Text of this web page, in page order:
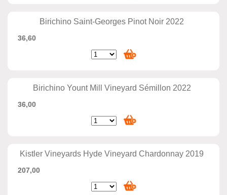
Birichino Saint-Georges Pinot Noir 2022
36,60
Birichino Yount Mill Vineyard Sémillon 2022
36,00
Kistler Vineyards Hyde Vineyard Chardonnay 2019
207,00